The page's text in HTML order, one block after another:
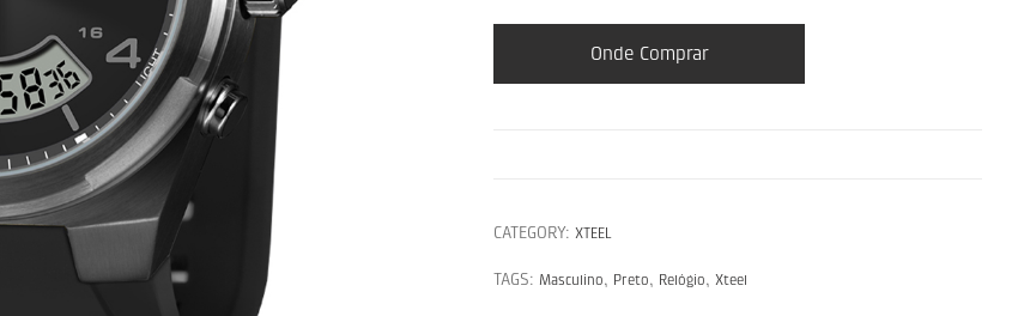
Onde Comprar
CATEGORY: XTEEL
TAGS: Masculino, Preto, Relógio, Xteel